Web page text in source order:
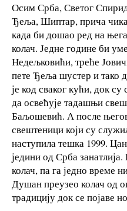
Осим Срба, Светог
Ђеља, Шиптар, прича
када би дошао ред на
колач. Једне године би
Недељковићи, треће
пете Ђеља шустер и тако
је код сваког кући, док
да освећује тадашњи
Баљошевић. А после
свештеници који су
наступила тешка 1999.
једини од Срба
колач, па га једно време
Душан преузео колач од
традицију док се појаве